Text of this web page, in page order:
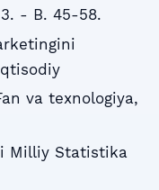
- B. 45-58.
va texnologiya,
Milliy Statistika